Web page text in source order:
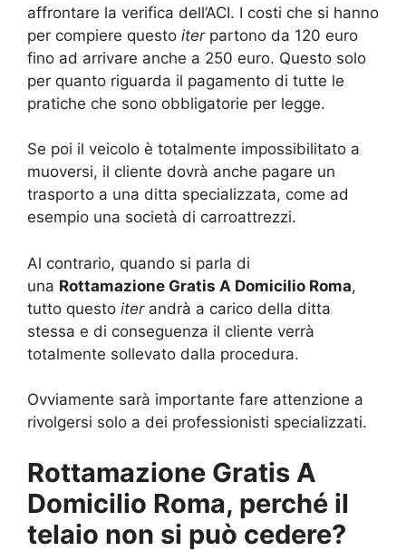
affrontare la verifica dell’ACI. I costi che si hanno
per compiere questo iterpartono da 120 euro
fino ad arrivare anche a 250 euro. Questo solo
per quanto riguarda il pagamento di tutte le
pratiche che sono obbligatorie per legge.
Se poi il veicolo è totalmente impossibilitato a
muoversi, il cliente dovrà anche pagare un
trasporto a una ditta specializzata, come ad
esempio una società di carroattrezzi.
Al contrario, quando si parla di
una Rottamazione Gratis A Domicilio Roma,
tutto questo iterandrà a carico della ditta
stessa e di conseguenza il cliente verrà
totalmente sollevato dalla procedura.
Ovviamente sarà importante fare attenzione a
rivolgersi solo a dei professionisti specializzati.
Rottamazione Gratis A
Domicilio Roma, perché il
telaio non si può cedere?